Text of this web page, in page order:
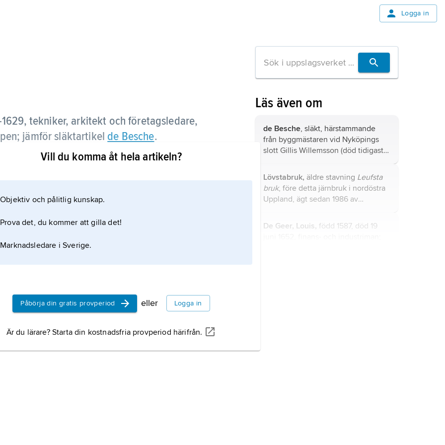
Logga in
tekniker, arkitekt och företagsledare,
jämför släktartikel de Besche.
i Nyköping i tjänst hos hertig Karl. Som tekniker
han sig för förbättringar inom
i Östergötland och från 1626 Österby,
både
Vill du komma åt hela artikeln?
Objektiv och pålitlig kunskap.
Prova det, du kommer att gilla det!
Marknadsledare i Sverige.
Påbörja din gratis provperiod eller Logga in
Är du lärare? Starta din kostnadsfria provperiod härifrån.
Läs även om
de Besche, släkt, härstammande
från byggmästaren vid Nyköpings
slott Gillis Willemsson (död tidigast
Liège.
Lövstabruk, äldre stavning Leufsta
bruk, före detta järnbruk i nordöstra
Uppland, ägt sedan 1986 av
driver utställningsverksamhet och
De Geer, Louis, född 1587, död 19